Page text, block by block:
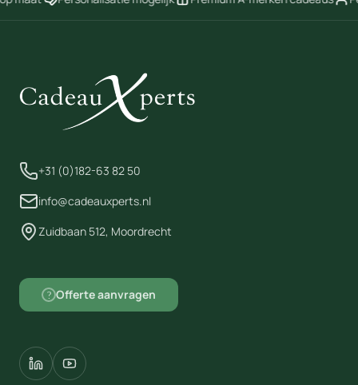
+31 (0)182-63 82 50
info@cadeauxperts.nl
Zuidbaan 512, Moordrecht
? Offerte aanvragen